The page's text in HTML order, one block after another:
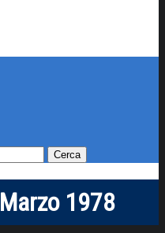
Marzo 1978